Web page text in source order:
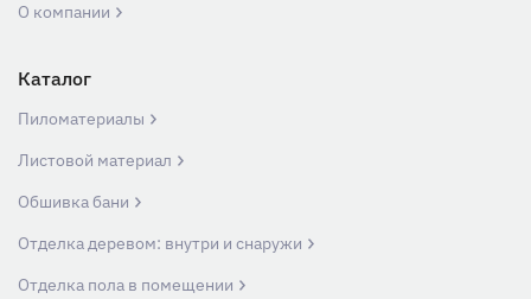
О компании
Каталог
Пиломатериалы
Листовой материал
Обшивка бани
Отделка деревом: внутри и снаружи
Отделка пола в помещении